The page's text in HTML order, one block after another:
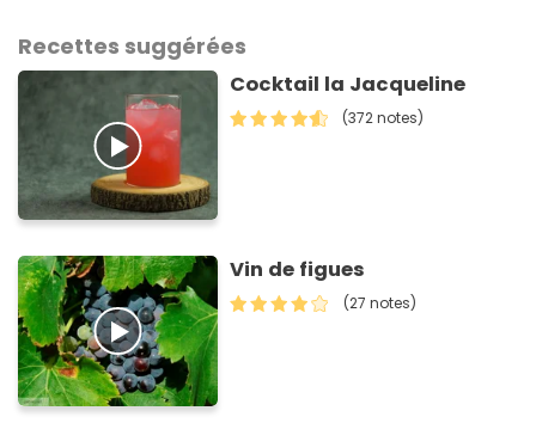
Recettes suggérées
Cocktail la Jacqueline
(372 notes)
Vin de figues
(27 notes)